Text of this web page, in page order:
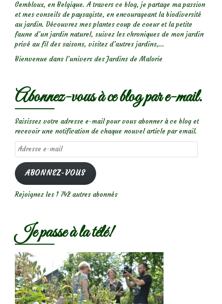
Gembloux, en Belgique. A travers ce blog, je partage ma passion
et mes conseils de paysagiste, en encourageant la biodiversité
au jardin. Découvrez mes plantes coup de coeur et la petite
faune d’un jardin naturel, suivez les chroniques de mon jardin
privé au fil des saisons, visitez d’autres jardins,...
Bienvenue dans l’univers des Jardins de Malorie
Abonnez-vous à ce blog par e-mail.
Saisissez votre adresse e-mail pour vous abonner à ce blog et
recevoir une notification de chaque nouvel article par email.
Adresse
e-
mail
ABONNEZ-VOUS
Rejoignez les 1 742 autres abonnés
Je passe à la télé!